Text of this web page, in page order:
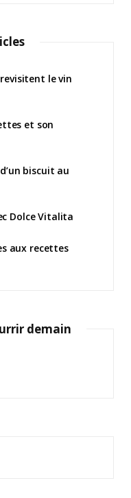
le vin
et son
biscuit au
Dolce Vitalita
aux recettes
demain